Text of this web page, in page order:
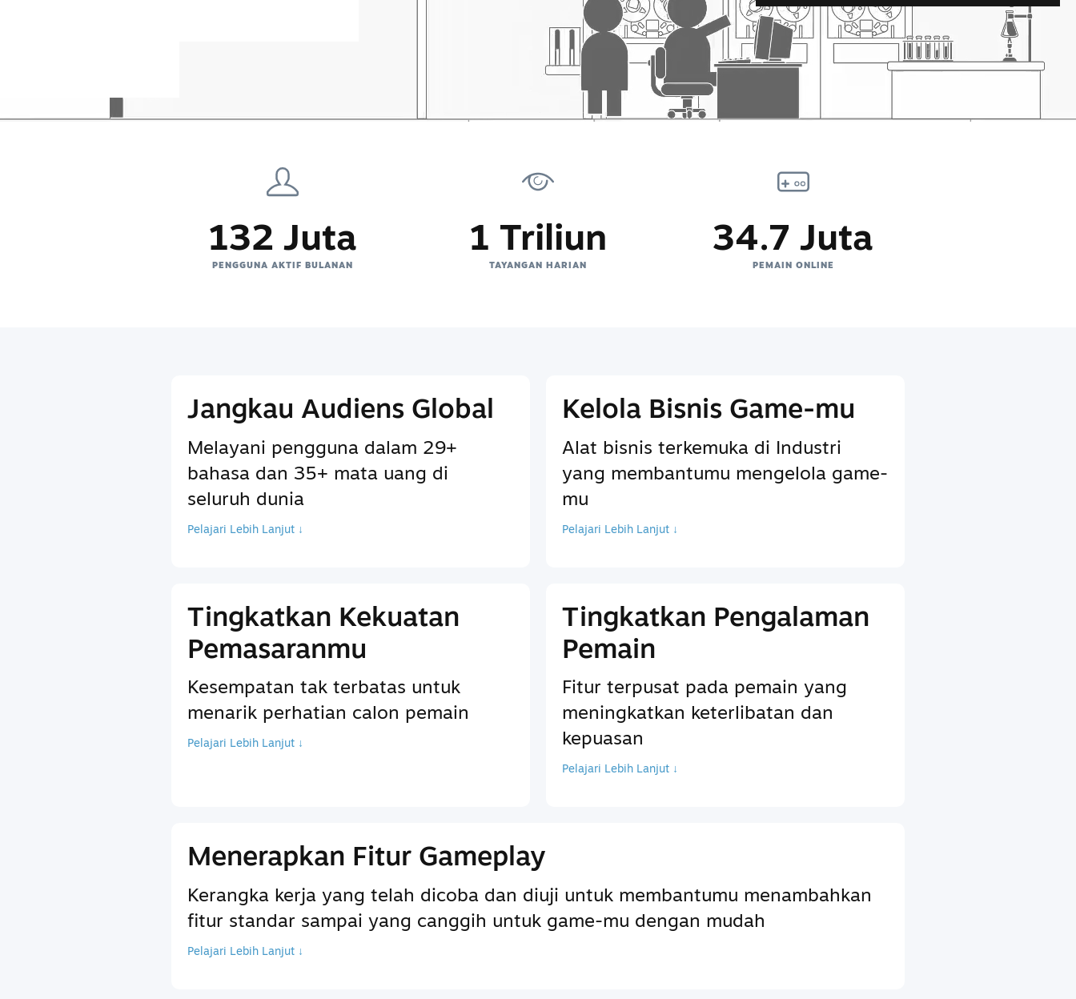
132 Juta
PENGGUNA AKTIF BULANAN
1 Triliun
TAYANGAN HARIAN
34.7 Juta
PEMAIN ONLINE
Jangkau Audiens Global
Melayani pengguna dalam 29+
bahasa dan 35+ mata uang di
seluruh dunia
Pelajari Lebih Lanjut ↓
Kelola Bisnis Game-mu
Alat bisnis terkemuka di Industri
yang membantumu mengelola game-
mu
Pelajari Lebih Lanjut ↓
Tingkatkan Kekuatan
Pemasaranmu
Kesempatan tak terbatas untuk
menarik perhatian calon pemain
Pelajari Lebih Lanjut ↓
Tingkatkan Pengalaman
Pemain
Fitur terpusat pada pemain yang
meningkatkan keterlibatan dan
kepuasan
Pelajari Lebih Lanjut ↓
Menerapkan Fitur Gameplay
Kerangka kerja yang telah dicoba dan diuji untuk membantumu menambahkan
fitur standar sampai yang canggih untuk game-mu dengan mudah
Pelajari Lebih Lanjut ↓